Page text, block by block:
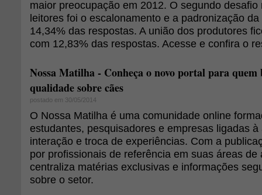
maior preocupação em 2012. O segundo
leitores foi o escalonamento e a padronização
14,34% das respostas. A união dos produtores
com 12,83% das respostas. Acesse e confira o
Nossa Matilha - Conheça o novo portal para quem
qualidade sobre cães
postado em 30/05/2014
O Nossa Matilha é uma comunidade online
estudantes, pesquisadores e empresas ligadas
interação e troca de experiências. Com a
por profissionais de referência em suas áreas de
centraliza matérias exclusivas e informações
sobre o setor.